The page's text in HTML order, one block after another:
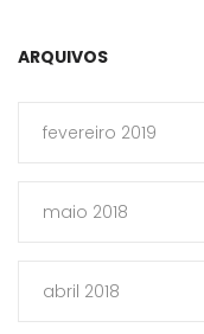
ARQUIVOS
fevereiro 2019
maio 2018
abril 2018